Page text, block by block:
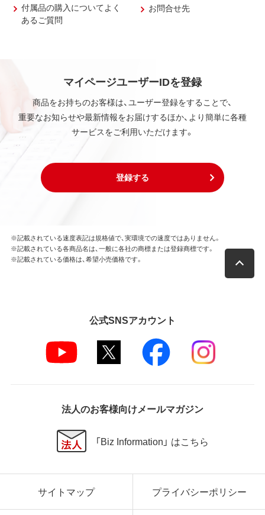
付属品の購入についてよく
あるご質問
お問合せ先
マイページユーザーIDを登録
商品をお持ちのお客様は、ユーザー登録をすることで、
重要なお知らせや最新情報をお届けするほか、より簡単に各種
サービスをご利用いただけます。
登録する
※記載されている速度表記は規格値で、実環境での速度ではありません。
※記載されている各商品名は、一般に各社の商標または登録商標です。
※記載されている価格は、希望小売価格です。
公式SNSアカウント
法人のお客様向けメールマガジン
「Biz Information」 はこちら
サイトマップ プライバシーポリシー